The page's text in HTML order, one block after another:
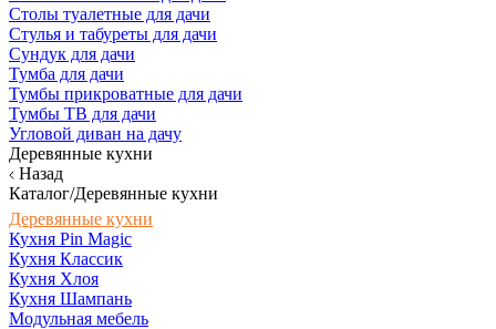
Столы туалетные для дачи
Стулья и табуреты для дачи
Сундук для дачи
Тумба для дачи
Тумбы прикроватные для дачи
Тумбы ТВ для дачи
Угловой диван на дачу
Деревянные кухни
Назад
Каталог/Деревянные кухни
Деревянные кухни
Кухня Pin Magic
Кухня Классик
Кухня Хлоя
Кухня Шампань
Модульная мебель